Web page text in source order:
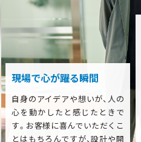
現場で心が躍る瞬間
自身のアイデアや想いが、人の
心を動かしたと感じたときで
す。お客様に喜んでいただくこ
とはもちろんですが、設計や開